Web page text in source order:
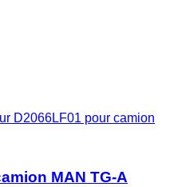
D2066LF01 pour camion
MAN TG-A